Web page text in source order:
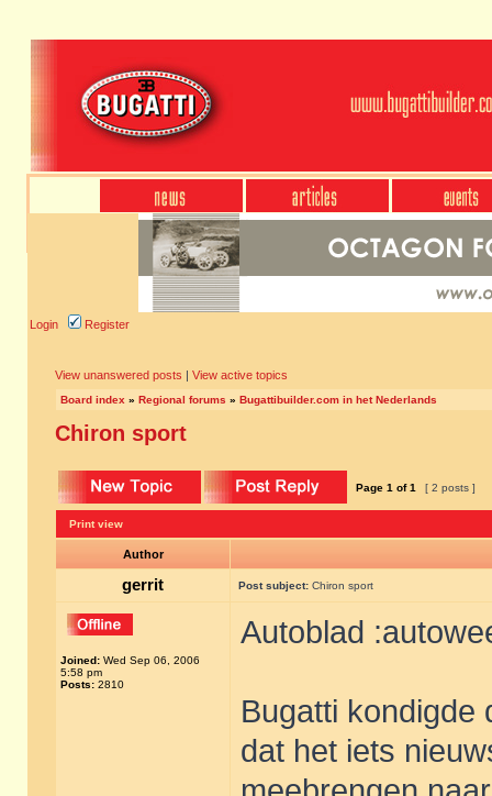
Login Register
View unanswered posts | View active topics
Board index » Regional forums » Bugattibuilder.com in het Nederlands
Chiron sport
Page 1 of1 [ 2 posts ]
Print view
Author
gerrit Post subject: Chiron sport
Joined: Wed Sep 06, 2006
5:58 pm
Posts: 2810
Autoblad
Bugatti kondigde
dat het iets